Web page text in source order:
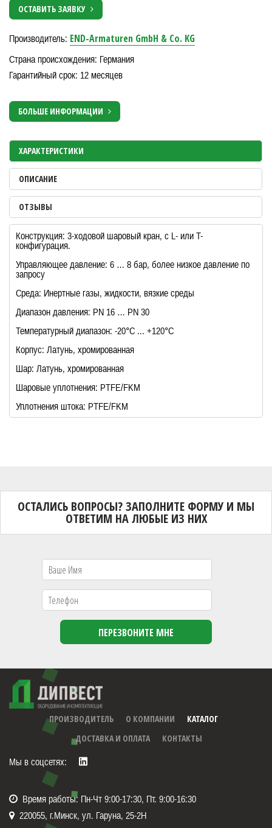
ОСТАВИТЬ ЗАЯВКУ
Производитель: END-Armaturen GmbH & Co. KG
Страна происхождения: Германия
Гарантийный срок: 12 месяцев
БОЛЬШЕ ИНФОРМАЦИИ
ХАРАКТЕРИСТИКИ
ОПИСАНИЕ
ОТЗЫВЫ
Конструкция: 3-ходовой шаровый кран, с L- или T-
конфигурация.
Управляющее давление: 6 … 8 бар, более низкое давление по
запросу
Среда: Инертные газы, жидкости, вязкие среды
Диапазон давления: PN 16 … PN 30
Температурный диапазон: -20°C ... +120°C
Корпус: Латунь, хромированная
Шар: Латунь, хромированная
Шаровые уплотнения: PTFE/FKM
Уплотнения штока: PTFE/FKM
ОСТАЛИСЬ ВОПРОСЫ? ЗАПОЛНИТЕ ФОРМУ И МЫ
ОТВЕТИМ НА ЛЮБЫЕ ИЗ НИХ
ПРОИЗВОДИТЕЛЬ О КОМПАНИИ
КАТАЛОГ
ДОСТАВКА И ОПЛАТА
КОНТАКТЫ
Мы в соцсетях:
Время работы: Пн-Чт 9:00-17:30, Пт. 9:00-16:30
220055, г.Минск, ул. Гаруна, 25-2Н